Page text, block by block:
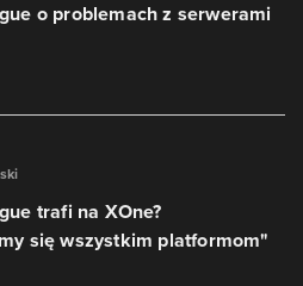
o problemach z serwerami
trafi na XOne?
się wszystkim platformom"